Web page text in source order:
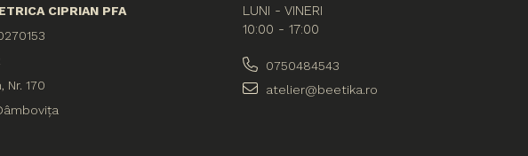
CIPRIAN PFA
Nr. 170
LUNI - VINERI
10:00 - 17:00
0750484543
atelier@beetika.ro